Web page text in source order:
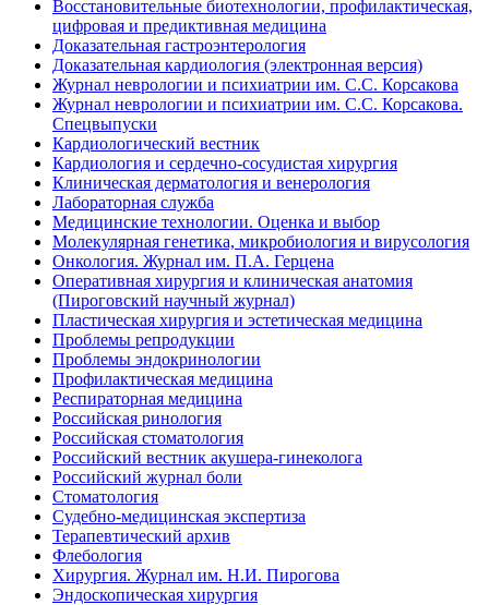
Восстановительные биотехнологии, профилактическая,
цифровая и предиктивная медицина
Доказательная гастроэнтерология
Доказательная кардиология (электронная версия)
Журнал неврологии и психиатрии им. С.С. Корсакова
Журнал неврологии и психиатрии им. С.С. Корсакова.
Спецвыпуски
Кардиологический вестник
Кардиология и сердечно-сосудистая хирургия
Клиническая дерматология и венерология
Лабораторная служба
Медицинские технологии. Оценка и выбор
Молекулярная генетика, микробиология и вирусология
Онкология. Журнал им. П.А. Герцена
Оперативная хирургия и клиническая анатомия
(Пироговский научный журнал)
Пластическая хирургия и эстетическая медицина
Проблемы репродукции
Проблемы эндокринологии
Профилактическая медицина
Респираторная медицина
Российская ринология
Российская стоматология
Российский вестник акушера-гинеколога
Российский журнал боли
Стоматология
Судебно-медицинская экспертиза
Терапевтический архив
Флебология
Хирургия. Журнал им. Н.И. Пирогова
Эндоскопическая хирургия